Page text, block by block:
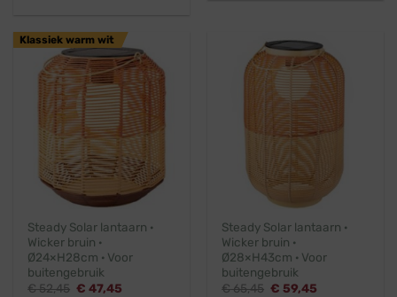
Klassiek warm wit
Steady Solar lantaarn ·
Wicker bruin ·
Ø24×H28cm · Voor
buitengebruik
€52,45 Oorspronkelijke
€ 47,45
Steady Solar lantaarn ·
Wicker bruin ·
Ø28×H43cm · Voor
buitengebruik
€65,45 Oorspronkelijke
€ 59,45